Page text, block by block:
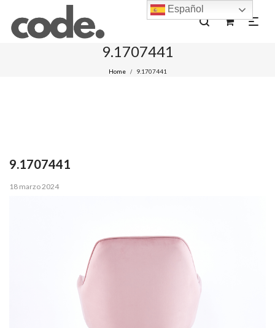
9.1707441
Home / 9.1707441
9.1707441
Posted
18 marzo 2024
Español